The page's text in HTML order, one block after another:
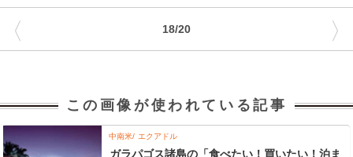
18/20
〈 〉
この画像が使われている記事
中南米 エクアドル
ガラパゴス諸島の「食べたい！買いたい！泊ま